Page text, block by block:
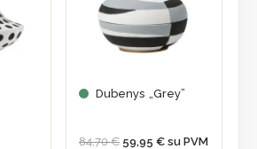
Dubenys „Grey”
84,70€ 59,95 € su PVM